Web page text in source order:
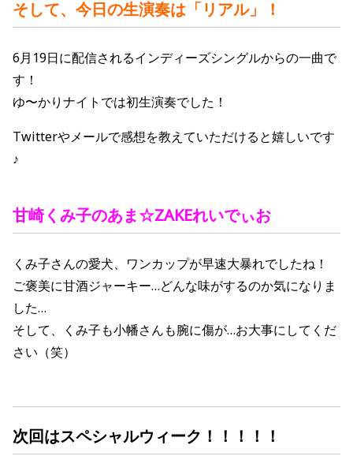
そして、今日の生演奏は「リアル」！
6月19日に配信されるインディーズシングルからの一曲で
す！
ゆ〜かりナイトでは初生演奏でした！
Twitterやメールで感想を教えていただけると嬉しいです
♪
甘崎くみ子のあま☆ZAKEれいでぃお
くみ子さんの愛犬、ワンカップが早速大暴れでしたね！
ご褒美に甘酒ジャーキー…どんな味がするのか気になりま
した…
そして、くみ子も小幡さんも腕に傷が…お大事にしてくだ
さい（笑）
次回はスペシャルウィーク！！！！！